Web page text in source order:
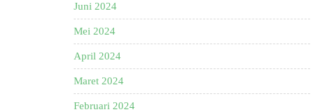
Juni 2024
Mei 2024
April 2024
Maret 2024
Februari 2024